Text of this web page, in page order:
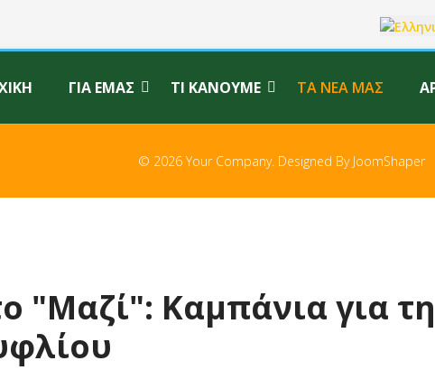
ΓΙΑ ΕΜΆΣ ΤΙ ΚΆΝΟΥΜΕ ΤΑ ΝΈΑ ΜΑΣ
© 2026 Your Company. Designed By JoomShaper
"Μαζί": Καμπάνια για τη